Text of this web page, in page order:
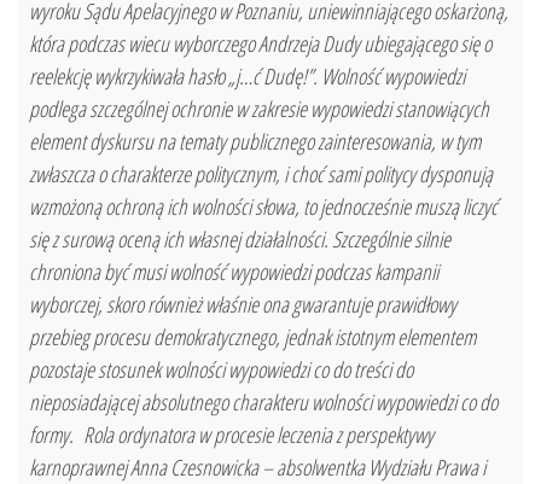
wyroku Sądu Apelacyjnego w Poznaniu, uniewinniającego oskarżoną,
która podczas wiecu wyborczego Andrzeja Dudy ubiegającego się o
reelekcję wykrzykiwała hasło „j…ć Dudę!”. Wolność wypowiedzi
podlega szczególnej ochronie w zakresie wypowiedzi stanowiących
element dyskursu na tematy publicznego zainteresowania, w tym
zwłaszcza o charakterze politycznym, i choć sami politycy dysponują
wzmożoną ochroną ich wolności słowa, to jednocześnie muszą liczyć
się z surową oceną ich własnej działalności. Szczególnie silnie
chroniona być musi wolność wypowiedzi podczas kampanii
wyborczej, skoro również właśnie ona gwarantuje prawidłowy
przebieg procesu demokratycznego, jednak istotnym elementem
pozostaje stosunek wolności wypowiedzi co do treści do
nieposiadającej absolutnego charakteru wolności wypowiedzi co do
formy. Rola ordynatora w procesie leczenia z perspektywy
karnoprawnej Anna Czesnowicka – absolwentka Wydziału Prawa i